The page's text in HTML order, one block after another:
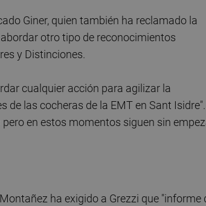
Giner, quien también ha reclamado la
otro tipo de reconocimientos
y Distinciones.
cualquier acción para agilizar la
las cocheras de la EMT en Sant Isidre".
en estos momentos siguen sin
ha exigido a Grezzi que "informe